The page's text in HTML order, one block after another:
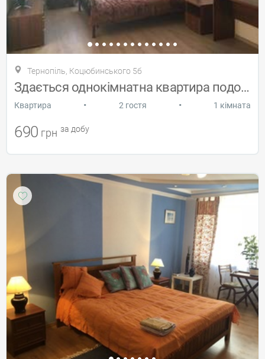
Тернопіль, Коцюбинського 5б
Здається однокімнатна квартира подобово
Квартира • 2 гостя • 1 кімната
690 грн за добу